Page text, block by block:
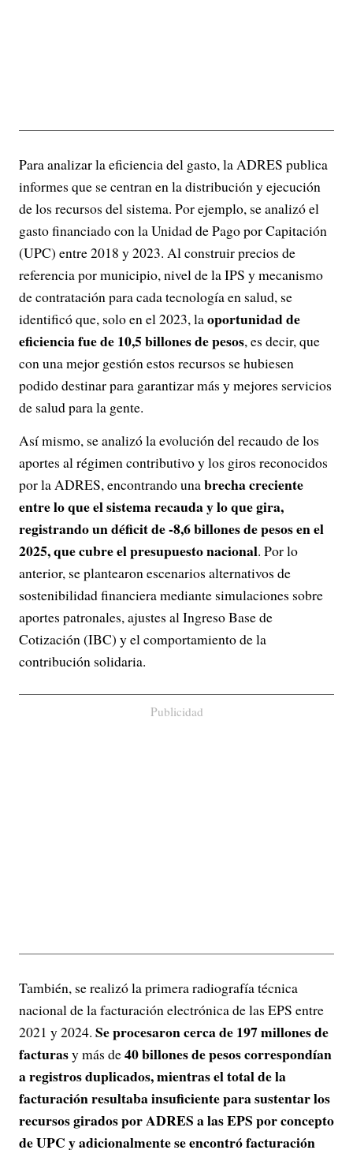
Para analizar la eficiencia del gasto, la ADRES publica
informes que se centran en la distribución y ejecución
de los recursos del sistema. Por ejemplo, se analizó el
gasto financiado con la Unidad de Pago por Capitación
(UPC) entre 2018 y 2023. Al construir precios de
referencia por municipio, nivel de la IPS y mecanismo
de contratación para cada tecnología en salud, se
identificó que, solo en el 2023, laoportunidad de
eficiencia fue de 10,5 billones de pesos, es decir, que
con una mejor gestión estos recursos se hubiesen
podido destinar para garantizar más y mejores servicios
de salud para la gente.
Así mismo, se analizó la evolución del recaudo de los
aportes al régimen contributivo y los giros reconocidos
por la ADRES, encontrando unabrecha creciente
entre lo que el sistema recauda y lo que gira,
registrando un déficit de -8,6 billones de pesos en el
2025, que cubre el presupuesto nacional. Por lo
anterior, se plantearon escenarios alternativos de
sostenibilidad financiera mediante simulaciones sobre
aportes patronales, ajustes al Ingreso Base de
Cotización (IBC) y el comportamiento de la
contribución solidaria.
Publicidad
También, se realizó la primera radiografía técnica
nacional de la facturación electrónica de las EPS entre
2021 y 2024. Se procesaron cerca de 197 millones de
facturasy más de40 billones de pesos correspondían
a registros duplicados, mientras el total de la
facturación resultaba insuficiente para sustentar los
recursos girados por ADRES a las EPS por concepto
de UPC y adicionalmente se encontró facturación